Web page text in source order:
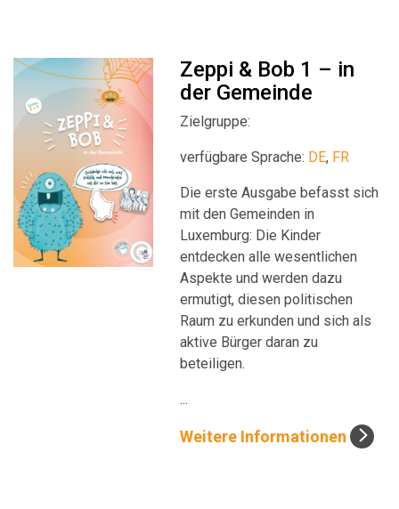
Zeppi & Bob 1 – in
der Gemeinde
Zielgruppe:
verfügbare Sprache: DE, FR
Die erste Ausgabe befasst sich
mit den Gemeinden in
Luxemburg: Die Kinder
entdecken alle wesentlichen
Aspekte und werden dazu
ermutigt, diesen politischen
Raum zu erkunden und sich als
aktive Bürger daran zu
beteiligen.
...
Weitere Informationen